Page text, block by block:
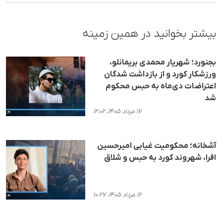
بیشتر بخوانید در همین زمینه
بجنورد؛ شهریار محمدی بریمانلو،
ورزشکار کورد و از بازداشت شدگان
اعتراضات دی‌ماه به حبس محکوم
شد
۱۷ مرداد ۱۴۰۵، ۱۲:۰۲
آشخانه؛ محکومیت غیابی امیرحسین
افرا، شهروند کورد به حبس و شلاق
۱۶ مرداد ۱۴۰۵، ۱۰:۲۷